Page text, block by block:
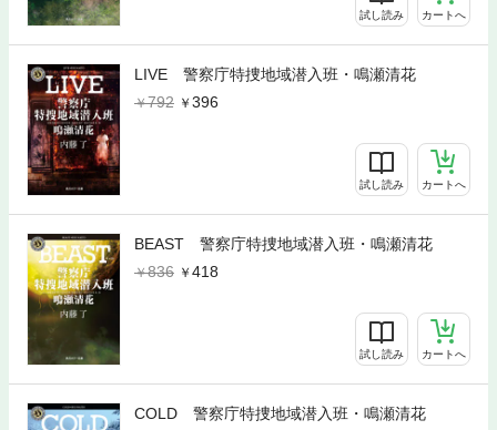
試し読み カートへ
LIVE 警察庁特捜地域潜入班・鳴瀬清花
792
396
試し読み カートへ
BEAST 警察庁特捜地域潜入班・鳴瀬清花
836
418
試し読み カートへ
COLD 警察庁特捜地域潜入班・鳴瀬清花